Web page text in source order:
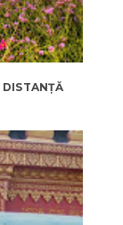
DISTANȚĂ